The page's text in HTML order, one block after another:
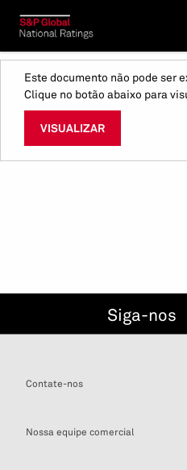
Este documento não pode ser
Clique no botão abaixo para
VISUALIZAR
Siga-nos
Contate-nos
Nossa equipe comercial